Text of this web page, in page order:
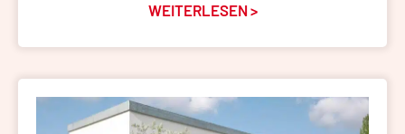
WEITERLESEN >